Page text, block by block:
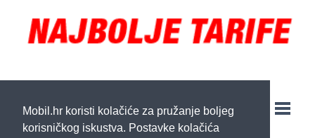
Mobil.hr koristi kolačiće za pružanje boljeg
korisničkog iskustva. Postavke kolačića
TOP 10